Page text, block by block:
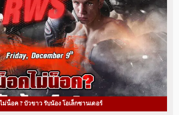
น็อค ? บัวขาว รับน้อง โอเล็กซานเดอร์